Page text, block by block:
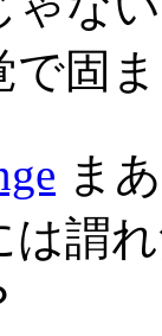
で固
ま
は謂